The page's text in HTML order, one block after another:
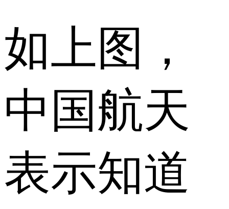
如上图，
中国航天
表示知道